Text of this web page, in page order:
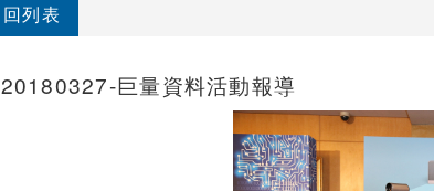
回列表
20180327-巨量資料活動報導